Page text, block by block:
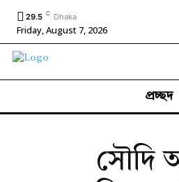
29.5 C Dhaka
Friday, August 7, 2026
প্রচ্ছদ
সৌদি